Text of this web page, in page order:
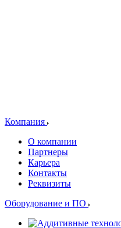
Компания
О компании
Партнеры
Карьера
Контакты
Реквизиты
Оборудование и ПО